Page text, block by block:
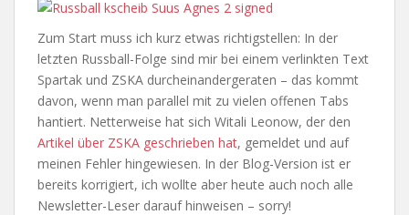
Zum Start muss ich kurz etwas richtigstellen: In der
letzten Russball-Folge sind mir bei einem verlinkten Text
Spartak und ZSKA durcheinandergeraten – das kommt
davon, wenn man parallel mit zu vielen offenen Tabs
hantiert. Netterweise hat sich Witali Leonow, der den
Artikel über ZSKA geschrieben hat, gemeldet und auf
meinen Fehler hingewiesen. In der Blog-Version ist er
bereits korrigiert, ich wollte aber heute auch noch alle
Newsletter-Leser darauf hinweisen – sorry!